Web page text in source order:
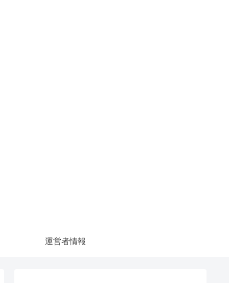
運営者情報